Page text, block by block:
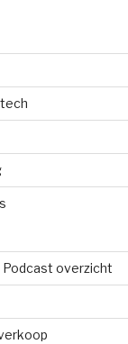
Podcast overzicht